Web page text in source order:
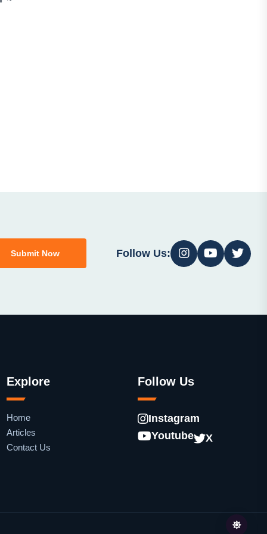
Submit Now Follow Us:
Explore
Home
Articles
Contact Us
Follow Us
Instagram
Youtube
X